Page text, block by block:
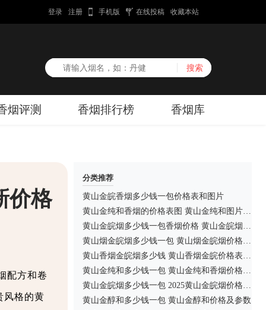
登录 注册 手机版 在线投稿 收藏本站
烟评测 香烟排行榜 香烟库
价格
配方和卷
风格的黄
分类推荐
黄山金皖香烟多少钱一包价格表和图片
黄山金纯和香烟的价格表图 黄山金纯和图片价格一览
黄山金皖烟多少钱一包香烟价格 黄山金皖烟价格表和图片2025大全
黄山烟金皖烟多少钱一包 黄山烟金皖烟价格表和图片大全
黄山香烟金皖烟多少钱 黄山香烟金皖价格表和图片
黄山金纯和多少钱一包 黄山金纯和香烟价格合集
黄山金皖烟多少钱一包 2025黄山金皖烟价格表和图片一览
黄山金醇和多少钱一包 黄山金醇和价格及参数